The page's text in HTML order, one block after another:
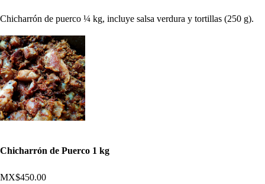
Chicharrón de puerco ¼ kg, incluye salsa verdura y tortillas (250 g).
Chicharrón de Puerco 1 kg
MX$450.00